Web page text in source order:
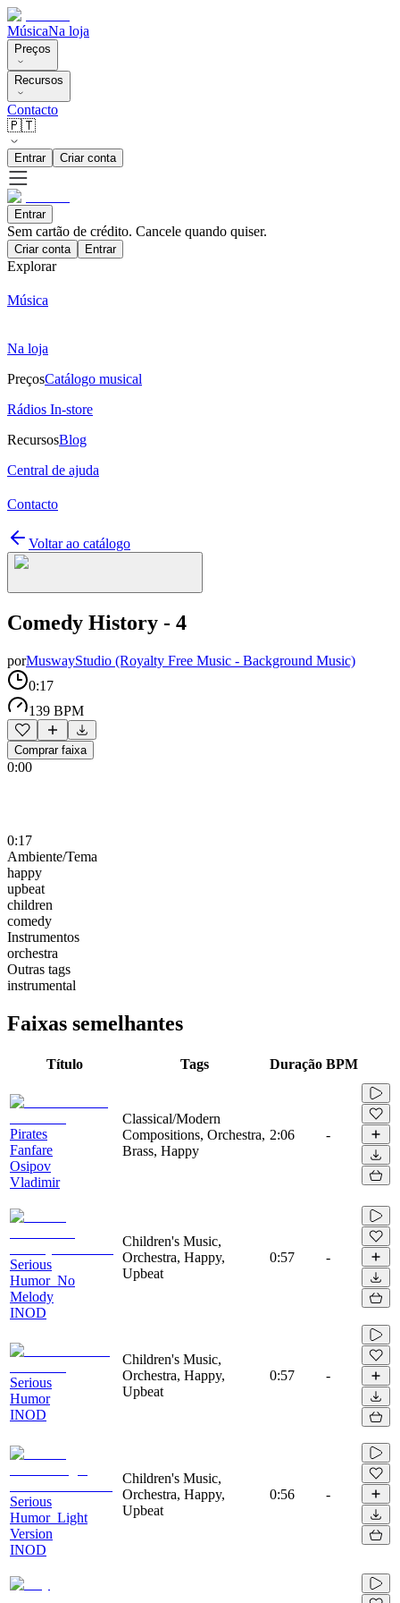
MúsicaNa loja
Preços
Recursos
Contacto
🇵🇹
Entrar Criar conta
Entrar
Sem cartão de crédito. Cancele quando quiser.
Criar conta Entrar
Explorar
Música
Na loja
PreçosCatálogo musical
Rádios In-store
RecursosBlog
Central de ajuda
Contacto
Voltar ao catálogo
Comedy History - 4
porMuswayStudio (Royalty Free Music - Background Music)
0:17
139 BPM
Comprar faixa
0:00
0:17
Ambiente/Tema
happy
upbeat
children
comedy
Instrumentos
orchestra
Outras tags
instrumental
Faixas semelhantes
Título Tags Duração BPM
Pirates
Fanfare
Osipov
Vladimir
Classical/Modern
Compositions, Orchestra,
Brass, Happy
2:06 -
Serious
Humor_No
Melody
INOD
Children's Music,
Orchestra, Happy,
Upbeat
0:57 -
Serious
Humor
INOD
Children's Music,
Orchestra, Happy,
Upbeat
0:57 -
Serious
Humor_Light
Version
INOD
Children's Music,
Orchestra, Happy,
Upbeat
0:56 -